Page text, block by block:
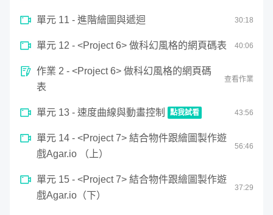
第三階段：UI 原理實作與 Canvas 運算
藝術
網頁中可能性最大的領域－Canvas，雖然顧名思義是畫
布，實際上卻是需要靠自己運算，撰寫顯示的邏輯。這可不
單元 11 - 進階繪圖與遞迴 30:18
單元 12 - <Project 6> 做科幻風格的網頁碼表 40:06
作業 2 - <Project 6> 做科幻風格的網頁碼
表
查看作業
單元 13 - 速度曲線與動畫控制 點我試看 43:56
速度曲線與動畫控制
seconds
seconds
單元 14 - <Project 7> 結合物件跟繪圖製作遊
戲Agar.io （上）
56:46
單元 15 - <Project 7> 結合物件跟繪圖製作遊
戲Agar.io（下）
37:29